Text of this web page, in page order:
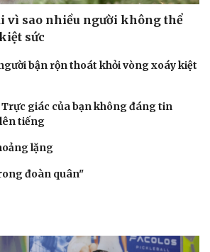
vì sao nhiều người không thể
sức
bận rộn thoát khỏi vòng xoáy kiệt
giác của bạn không đáng tin
tiếng
lặng
đoàn quân"